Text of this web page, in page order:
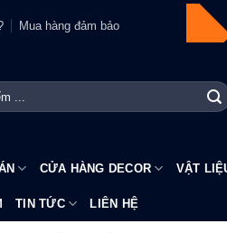
Mua hàng đảm bảo
CỬA HÀNG DECOR VẬT
TIN TỨC LIÊN HỆ